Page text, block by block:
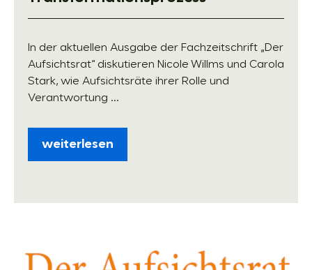
In der aktuellen Ausgabe der Fachzeitschrift „Der
Aufsichtsrat“ diskutieren Nicole Willms und Carola
Stark, wie Aufsichtsräte ihrer Rolle und
Verantwortung ...
weiterlesen